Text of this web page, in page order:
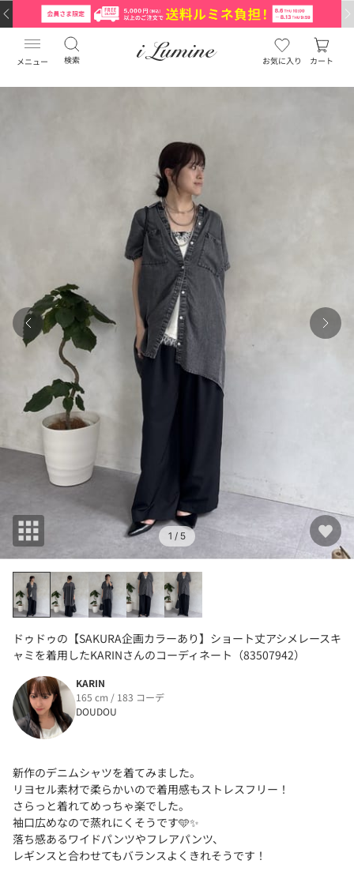
メニュー 検索 お気に入り カート
1 / 5
ドゥドゥの【SAKURA企画カラーあり】ショート丈アシメレースキ
ャミを着用したKARINさんのコーディネート（83507942）
KARIN
165 cm / 183 コーデ
DOUDOU
新作のデニムシャツを着てみました。
リヨセル素材で柔らかいので着用感もストレスフリー！
さらっと着れてめっちゃ楽でした。
袖口広めなので蒸れにくそうです🩵✨
落ち感あるワイドパンツやフレアパンツ、
レギンスと合わせてもバランスよくきれそうです！